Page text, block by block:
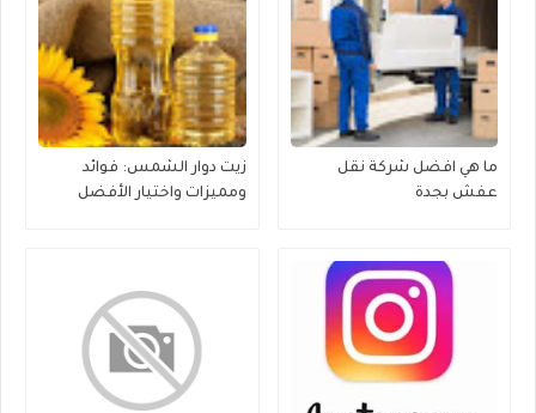
ما هي افضل شركة نقل
عفش بجدة
زيت دوار الشمس: فوائد
ومميزات واختيار الأفضل